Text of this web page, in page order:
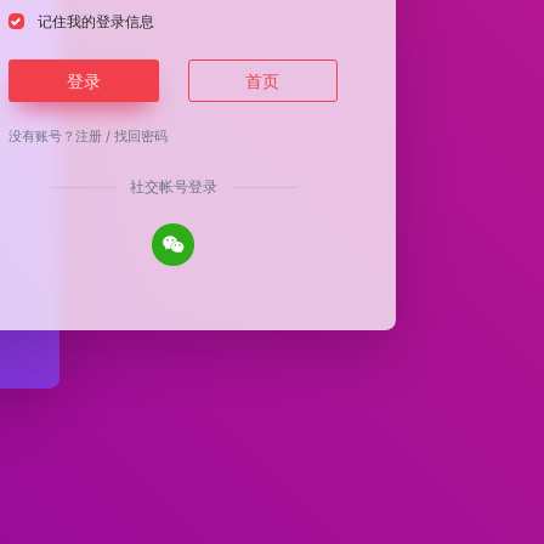
记住我的登录信息
登录 首页
没有账号？注册 /找回密码
社交帐号登录